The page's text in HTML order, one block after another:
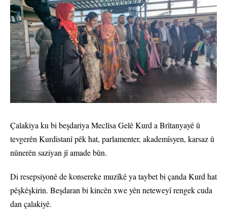
Çalakiya ku bi beşdariya Meclîsa Gelê Kurd a Brîtanyayê û
tevgerên Kurdistanî pêk hat, parlamenter, akademîsyen, karsaz û
nûnerên saziyan jî amade bûn.
Di resepsiyonê de konsereke muzîkê ya taybet bi çanda Kurd hat
pêşkêşkirin. Beşdaran bi kincên xwe yên neteweyî rengek cuda
dan çalakiyê.